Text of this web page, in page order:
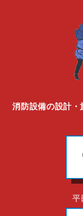
消防設備の設計・
平